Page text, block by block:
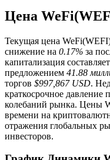
USDT-фьючерсы
Фьючерсы с
обеспечения
Цена
Текущая цена WeFi(WEFI)
снижение на 0.17% за
капитализация составляет
предложением 41.88
торгов $997,867 USD.
краткосрочное
колебаний рынка. Цены
времени на
отражения глобальных
инвесторов.